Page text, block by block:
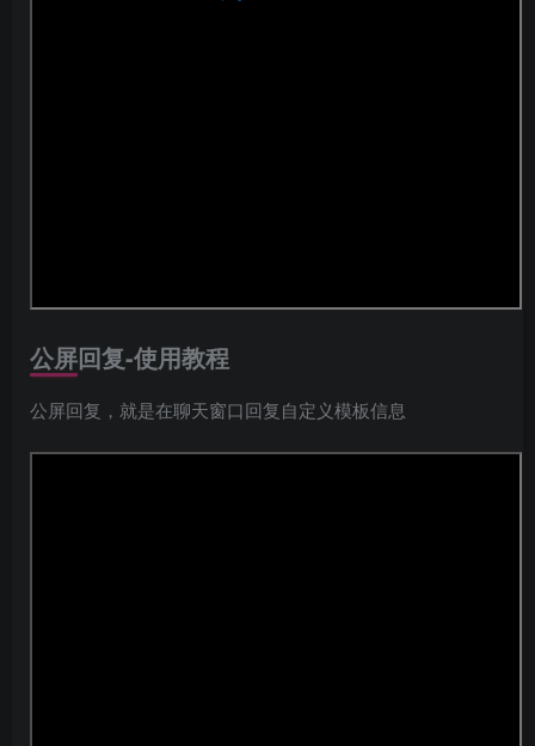
公屏回复-使用教程
公屏回复，就是在聊天窗口回复自定义模板信息